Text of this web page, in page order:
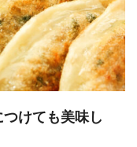
けても美味し